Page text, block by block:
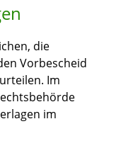
die
Vorbescheid
Im
im